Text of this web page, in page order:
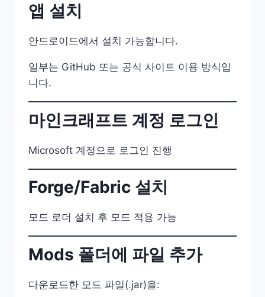
앱 설치
안드로이드에서 설치 가능합니다.
일부는 GitHub 또는 공식 사이트 이용 방식입
니다.
마인크래프트 계정 로그인
Microsoft 계정으로 로그인 진행
Forge/Fabric 설치
모드 로더 설치 후 모드 적용 가능
Mods 폴더에 파일 추가
다운로드한 모드 파일(.jar)을: